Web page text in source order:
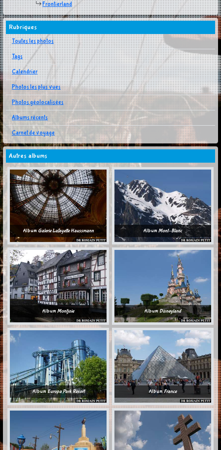
Frontierland
Rubriques
Toutes les photos
Tags
Calendrier
Photos les plus vues
Photos géolocalisées
Albums récents
Carnet de voyage
Autres albums
Album Galerie Lafayette Haussmann Album Mont-Blanc
Album Montjoie AlbumDisneyland
AlbumEuropa Park Resort AlbumFrance